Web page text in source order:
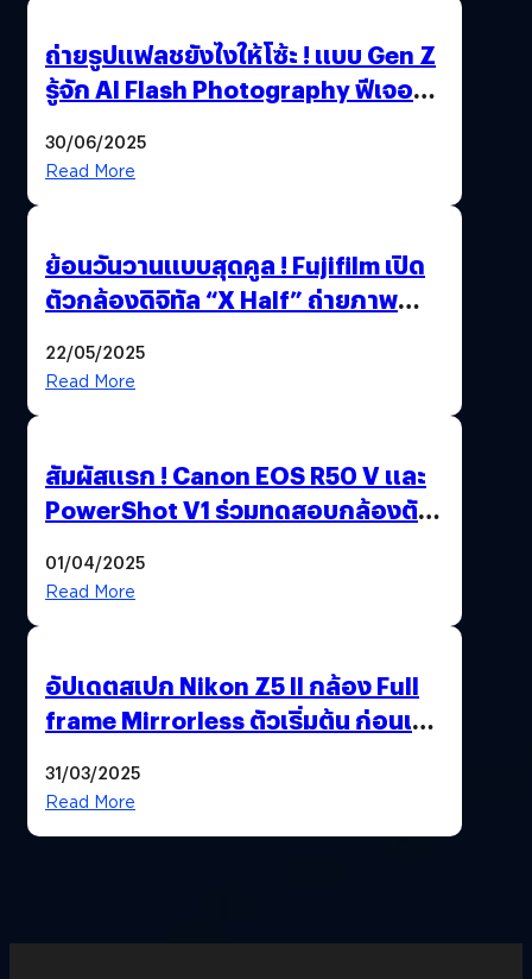
ถ่ายรูปแฟลชยังไงให้โซ้ะ ! แบบ Gen Z
รู้จัก AI Flash Photography ฟีเจอร์
30/06/2025
Read More
ย้อนวันวานแบบสุดคูล ! Fujifilm เปิด
ตัวกล้องดิจิทัล “X Half” ถ่ายภาพ
22/05/2025
Read More
สัมผัสแรก ! Canon EOS R50 V และ
PowerShot V1 ร่วมทดสอบกล้องตัว
01/04/2025
Read More
อัปเดตสเปก Nikon Z5 II กล้อง Full
frame Mirrorless ตัวเริ่มต้น ก่อนเปิด
31/03/2025
Read More